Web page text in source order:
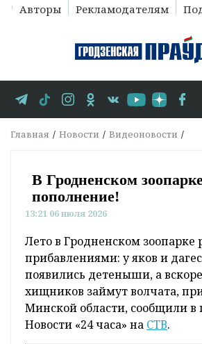
Авторы Рекламодателям
Главная Новости Видеоновости
В Гродненском
пополнение!
13:21 06 июля 2026
Лето в Гродненском
прибавлениями: у яков и
появились детеныши, а
хищников займут волчата,
Минской области, сообщили в
Новости «24 часа» на СТВ.